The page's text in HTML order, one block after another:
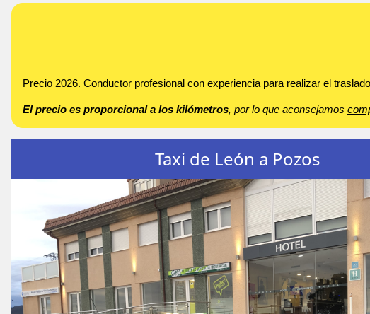
Precio 2026. Conductor profesional con experiencia para realizar el
El precio es proporcional a los kilómetros, por lo que aconsejamos
Taxi de León a Pozos